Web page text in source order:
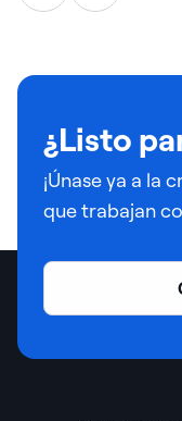
¿Listo
¡Únase ya a la
que trabajan